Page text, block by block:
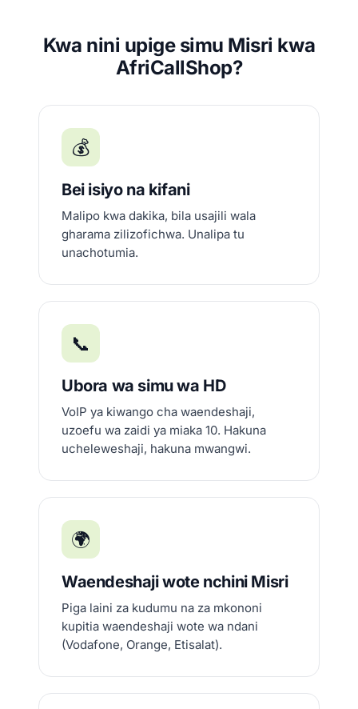
Kwa nini upige simu Misri kwa
AfriCallShop?
💰
Bei isiyo na kifani
Malipo kwa dakika, bila usajili wala
gharama zilizofichwa. Unalipa tu
unachotumia.
📞
Ubora wa simu wa HD
VoIP ya kiwango cha waendeshaji,
uzoefu wa zaidi ya miaka 10. Hakuna
ucheleweshaji, hakuna mwangwi.
🌍
Waendeshaji wote nchini Misri
Piga laini za kudumu na za mkononi
kupitia waendeshaji wote wa ndani
(Vodafone, Orange, Etisalat).